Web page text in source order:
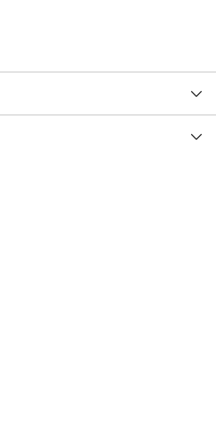
5000023799